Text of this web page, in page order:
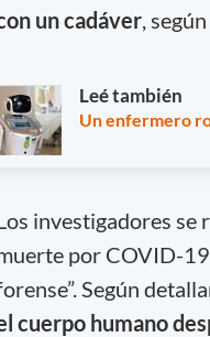
un cadáver,
Leé también
Un enfermero
investigadores se
por COVID-
Según
cuerpo humano